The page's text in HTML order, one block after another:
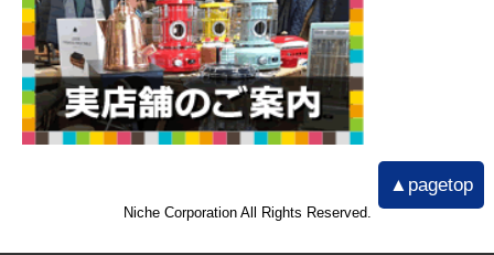
▲pagetop
Niche Corporation All Rights Reserved.